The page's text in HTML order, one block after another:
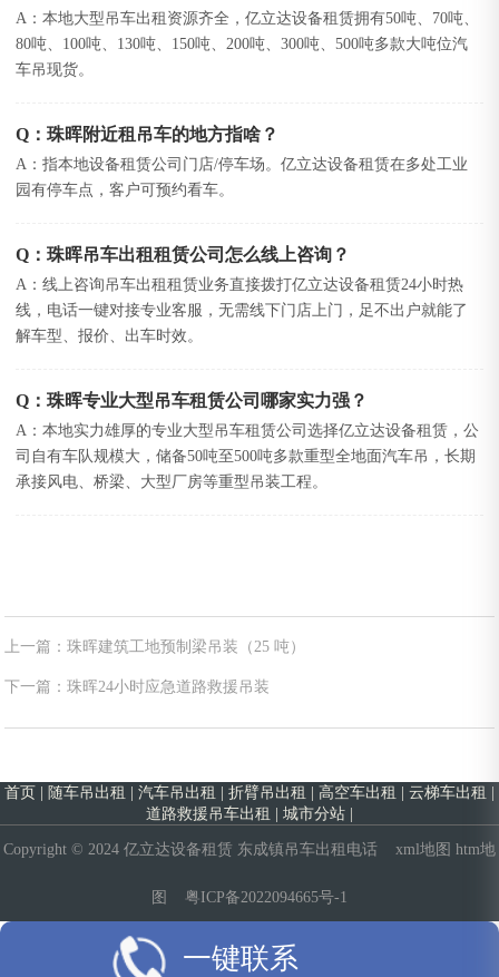
A：本地大型吊车出租资源齐全，亿立达设备租赁拥有50吨、70吨、
80吨、100吨、130吨、150吨、200吨、300吨、500吨多款大吨位汽
车吊现货。
Q：珠晖附近租吊车的地方指啥？
A：指本地设备租赁公司门店/停车场。亿立达设备租赁在多处工业
园有停车点，客户可预约看车。
Q：珠晖吊车出租租赁公司怎么线上咨询？
A：线上咨询吊车出租租赁业务直接拨打亿立达设备租赁24小时热
线，电话一键对接专业客服，无需线下门店上门，足不出户就能了
解车型、报价、出车时效。
Q：珠晖专业大型吊车租赁公司哪家实力强？
A：本地实力雄厚的专业大型吊车租赁公司选择亿立达设备租赁，公
司自有车队规模大，储备50吨至500吨多款重型全地面汽车吊，长期
承接风电、桥梁、大型厂房等重型吊装工程。
上一篇：珠晖建筑工地预制梁吊装（25 吨）
下一篇：珠晖24小时应急道路救援吊装
首页 | 随车吊出租 | 汽车吊出租 | 折臂吊出租 | 高空车出租 | 云梯车出租 |
道路救援吊车出租 | 城市分站 |
Copyright © 2024 亿立达设备租赁 东成镇吊车出租电话 xml地图 htm地
图 粤ICP备2022094665号-1
一键联系